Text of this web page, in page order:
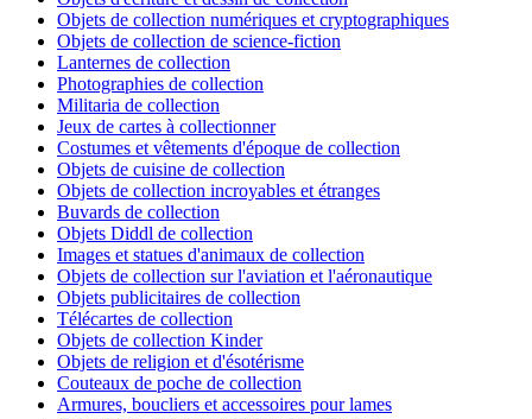
Objets de collection numériques et cryptographiques
Objets de collection de science-fiction
Lanternes de collection
Photographies de collection
Militaria de collection
Jeux de cartes à collectionner
Costumes et vêtements d'époque de collection
Objets de cuisine de collection
Objets de collection incroyables et étranges
Buvards de collection
Objets Diddl de collection
Images et statues d'animaux de collection
Objets de collection sur l'aviation et l'aéronautique
Objets publicitaires de collection
Télécartes de collection
Objets de collection Kinder
Objets de religion et d'ésotérisme
Couteaux de poche de collection
Armures, boucliers et accessoires pour lames